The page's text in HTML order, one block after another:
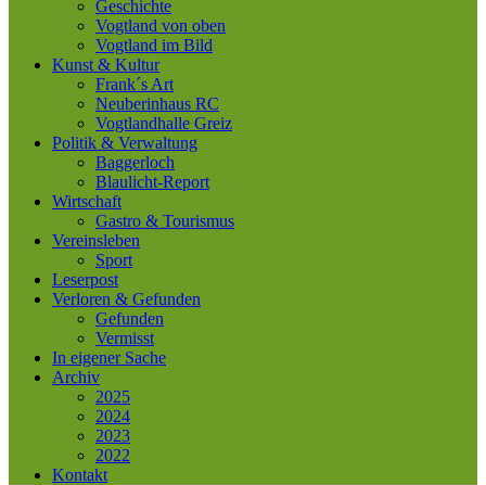
Geschichte
Vogtland von oben
Vogtland im Bild
Kunst & Kultur
Frank´s Art
Neuberinhaus RC
Vogtlandhalle Greiz
Politik & Verwaltung
Baggerloch
Blaulicht-Report
Wirtschaft
Gastro & Tourismus
Vereinsleben
Sport
Leserpost
Verloren & Gefunden
Gefunden
Vermisst
In eigener Sache
Archiv
2025
2024
2023
2022
Kontakt